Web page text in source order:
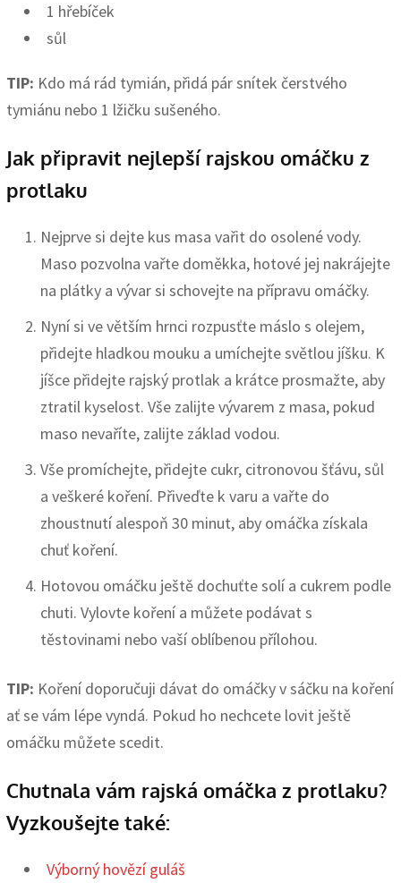
1 hřebíček
sůl
TIP: Kdo má rád tymián, přidá pár snítek čerstvého
tymiánu nebo 1 lžičku sušeného.
Jak připravit nejlepší rajskou omáčku z
protlaku
Nejprve si dejte kus masa vařit do osolené vody.
Maso pozvolna vařte doměkka, hotové jej nakrájejte
na plátky a vývar si schovejte na přípravu omáčky.
Nyní si ve větším hrnci rozpusťte máslo s olejem,
přidejte hladkou mouku a umíchejte světlou jíšku. K
jíšce přidejte rajský protlak a krátce prosmažte, aby
ztratil kyselost. Vše zalijte vývarem z masa, pokud
maso nevaříte, zalijte základ vodou.
Vše promíchejte, přidejte cukr, citronovou šťávu, sůl
a veškeré koření. Přiveďte k varu a vařte do
zhoustnutí alespoň 30 minut, aby omáčka získala
chuť koření.
Hotovou omáčku ještě dochuťte solí a cukrem podle
chuti. Vylovte koření a můžete podávat s
těstovinami nebo vaší oblíbenou přílohou.
TIP: Koření doporučuji dávat do omáčky v sáčku na koření
ať se vám lépe vyndá. Pokud ho nechcete lovit ještě
omáčku můžete scedit.
Chutnala vám rajská omáčka z protlaku?
Vyzkoušejte také:
Výborný hovězí guláš